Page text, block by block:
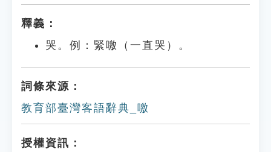
釋義：
哭。例：緊噭（一直哭）。
詞條來源：
教育部臺灣客語辭典_噭
授權資訊：